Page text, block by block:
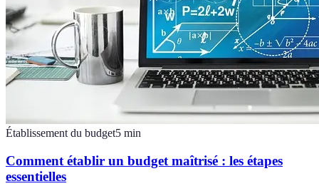
Établissement du budget5 min
Comment établir un budget maîtrisé : les étapes
essentielles